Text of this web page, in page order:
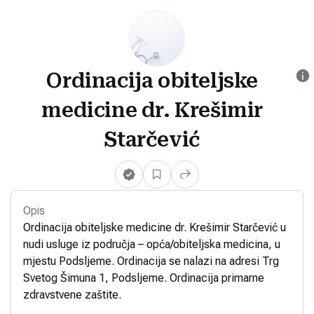
Ordinacija obiteljske
medicine dr. Krešimir
Starčević
Opis
Ordinacija obiteljske medicine dr. Krešimir Starčević u
nudi usluge iz područja – opća/obiteljska medicina, u
mjestu Podsljeme. Ordinacija se nalazi na adresi Trg
Svetog Šimuna 1, Podsljeme. Ordinacija primarne
zdravstvene zaštite.